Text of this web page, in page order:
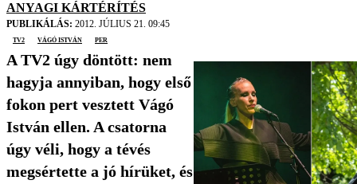
ANYAGI KÁRTÉRÍTÉS
PUBLIKÁLÁS: 2012. JÚLIUS 21. 09:45
TV2
Vágó István per
A TV2 úgy döntött: nem
hagyja annyiban, hogy első
fokon pert vesztett Vágó
István ellen. A csatorna
úgy véli, hogy a tévés
megsértette a jó hírüket, és